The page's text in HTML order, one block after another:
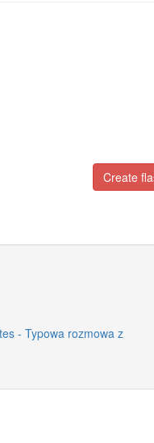
Create
- Typowa rozmowa z